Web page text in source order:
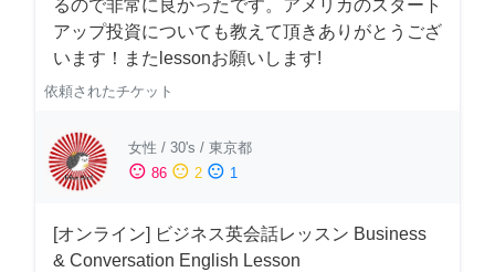
るので非常に良かったです。アメリカのスタート
アップ投資についても教えて頂きありがとうござ
います！またlessonお願いします!
依頼されたチケット
女性 / 30's / 東京都
sentiment_satisfied 86 sentiment_neutral 2 sentiment_dissatisfied 1
[オンライン] ビジネス英会話レッスン Business
& Conversation English Lesson